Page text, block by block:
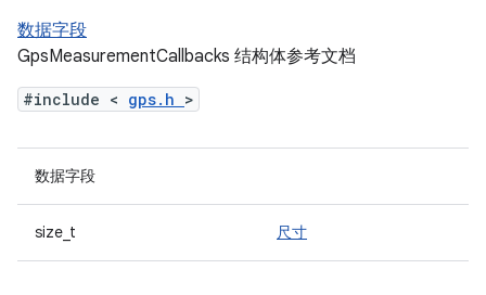
数据字段
GpsMeasurementCallbacks 结构体参考文档
#include < gps.h >
数据字段
size_t 尺寸